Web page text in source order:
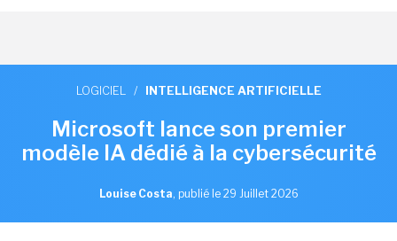
LOGICIEL / INTELLIGENCE ARTIFICIELLE
Microsoft lance son premier
modèle IA dédié à la cybersécurité
Louise Costa, publié le 29 Juillet 2026